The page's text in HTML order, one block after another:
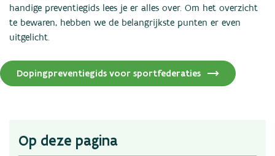
handige preventiegids lees je er alles over. Om het overzicht
te bewaren, hebben we de belangrijkste punten er even
uitgelicht.
Dopingpreventiegids voor sportfederaties
Op deze pagina